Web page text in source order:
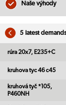
Naše výhody
5 latest demands
rúra 20x7, E235+C
kruhova tyc 46 c45
kruhová tyč *105,
P460NH